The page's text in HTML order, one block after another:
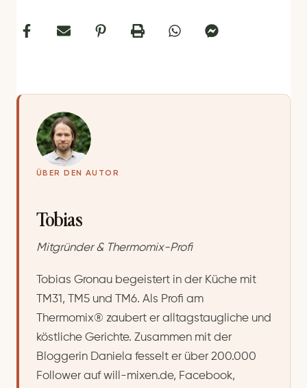
ÜBER DEN AUTOR
Tobias
Mitgründer & Thermomix-Profi
Tobias Gronau begeistert in der Küche mit
TM31, TM5 und TM6. Als Profi am
Thermomix® zaubert er alltagstaugliche und
köstliche Gerichte. Zusammen mit der
Bloggerin Daniela fesselt er über 200.000
Follower auf will-mixen.de, Facebook,